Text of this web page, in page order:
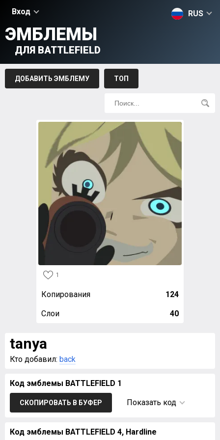
Вход RUS
ЭМБЛЕМЫ
ДЛЯ BATTLEFIELD
ДОБАВИТЬ ЭМБЛЕМУ ТОП
1
Копирования 124
Слои 40
tanya
Кто добавил: back
Код эмблемы BATTLEFIELD 1
СКОПИРОВАТЬ В БУФЕР Показать код
Код эмблемы BATTLEFIELD 4, Hardline